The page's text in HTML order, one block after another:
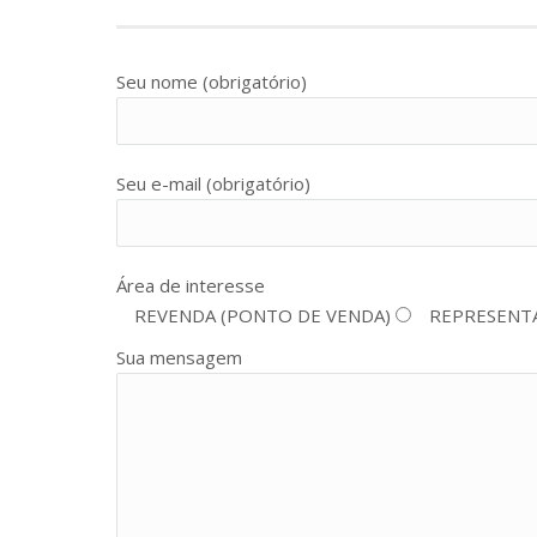
Seu nome (obrigatório)
Seu e-mail (obrigatório)
Área de interesse
REVENDA (PONTO DE VENDA)
Sua mensagem